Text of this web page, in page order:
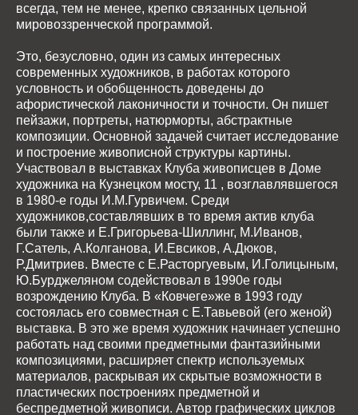
всегда, тем не менее, крепко связанных цельной
мировоззренческой программой.
Это, безусловно, один из самых интересных
современных художников, в работах которого
условность и обобщенность доведены до
афористической лаконичности и точности. Он пишет
пейзажи, портреты, натюрморты, абстрактные
композиции. Основной задачей считает исследование
и построение живописной структуры картины.
Участвовал в выставках Клуба живописцев в Доме
художника на Кузнецком мосту, 11 , возглавлявшегося
в 1980-е годы И.М.Гурвичем. Среди
художников,составлявших в то время актив клуба
были также и Е.Григорьева-Шиллинг, М.Иванов,
Г.Сатель, А.Колганова, И.Евсиков, А.Дюков,
Р.Дмитриев. Вместе с Е.Расторгуевым, И.Голицыным,
Ю.Бурджеляном содействовал в 1990е годы
возрождению Клуба. В «Ковчеге»же в 1993 году
состоялась его совместная с Е.Тавьевой (его женой)
выставка. В это же время художник начинает успешно
работать над своими предметными фантазийными
композициями, расширяет спектр используемых
материалов, раскрывая их скрытые возможности в
пластических построениях предметной и
беспредметной живописи. Автор графических циклов